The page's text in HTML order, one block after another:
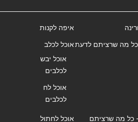
איפה לקנות
מה שרציתם לדעתאוכל לכלב
אוכל יבש
לכלבים
אוכל לח
לכלבים
כל מה שרציתם אוכל לחתול